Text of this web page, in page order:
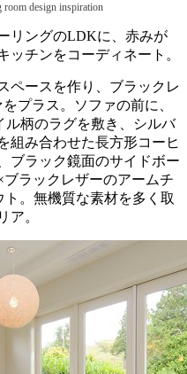
design inspiration
リングのLDKに、赤みが
チンをコーディネート。
ペースを作り、ブラックレ
プラス。ソファの前に、
柄のラグを敷き、シルバ
組み合わせた長方形コーヒ
ブラック鏡面のサイドボー
ラックレザーのアームチ
ト。無機質な素材を多く取
ア。